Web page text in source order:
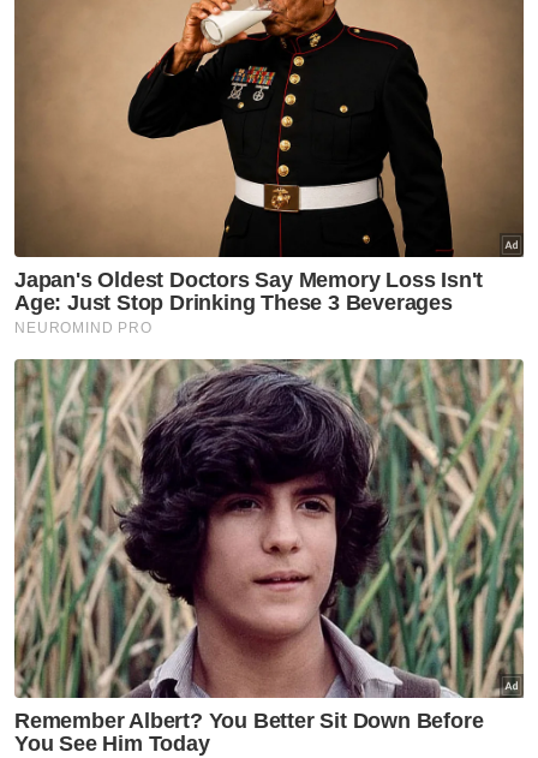
baharu tanpa rasuah di negara yang kita
cintai ini demi kesejahteraan generasi akan
datang,” katanya.
Beliau berkata demikian ketika
menyampaikan ceramah ‘Rasuah Makan Diri’
anjuran Kolej Universiti Islam Melaka (KUIM)
yang diadakan secara dalam talian pada
Rabu.
Program yang berlangsung kira-kira sejam itu
keterlibatan komuniti untuk pelajar semester
empat Diploma Pendidikan Awal Kanak-
kanak (DPAKK) KUIM bagi membina
kesedaran dan lebih bertanggungjawab
supaya menolak budaya kotor itu.
Selain itu, program yang disertai kira-kira 50
orang itu turut membuka ruang sesi soal
jawab berkaitan isu rasuah antara
Muhammad Nasir yang juga Timbalan
Pengerusi Kumpulan Karangkraf bersama
peserta.